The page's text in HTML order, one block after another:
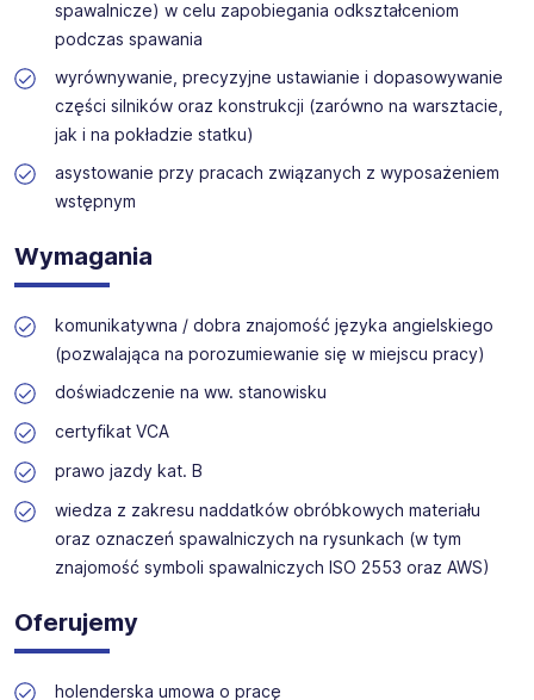
spawalnicze) w celu zapobiegania odkształceniom
podczas spawania
wyrównywanie, precyzyjne ustawianie i dopasowywanie
części silników oraz konstrukcji (zarówno na warsztacie,
jak i na pokładzie statku)
asystowanie przy pracach związanych z wyposażeniem
wstępnym
Wymagania
komunikatywna / dobra znajomość języka angielskiego
(pozwalająca na porozumiewanie się w miejscu pracy)
doświadczenie na ww. stanowisku
certyfikat VCA
prawo jazdy kat. B
wiedza z zakresu naddatków obróbkowych materiału
oraz oznaczeń spawalniczych na rysunkach (w tym
znajomość symboli spawalniczych ISO 2553 oraz AWS)
Oferujemy
holenderska umowa o pracę